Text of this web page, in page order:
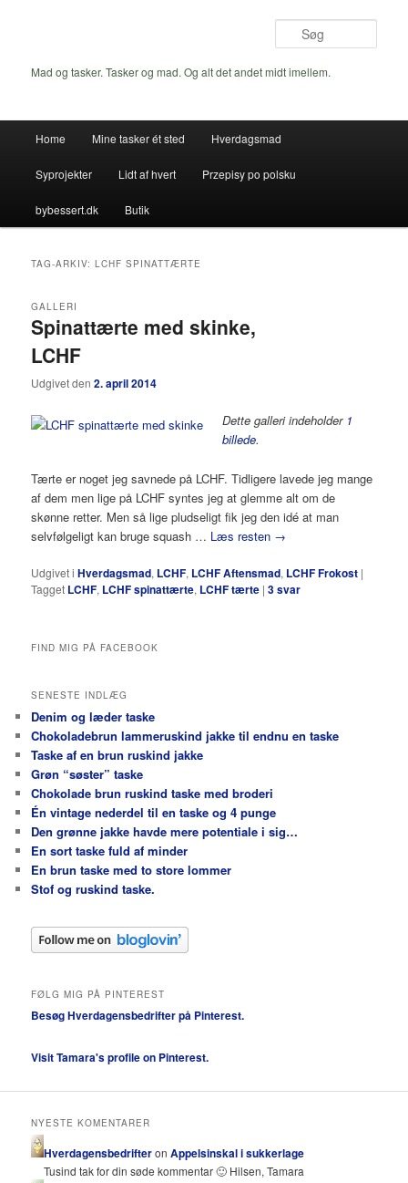
indhold
indholdMad og tasker. Tasker og mad. Og alt det andet midt imellem.
Home Mine tasker ét sted Hverdagsmad
Syprojekter Lidt af hvert Przepisy po polsku
bybessert.dk Butik
TAG-ARKIV:LCHF SPINATTÆRTE
Spinattærte med skinke,
LCHF
GALLERI
Udgivet den2. april 2014
Dette galleri indeholder 1
billede.
Tærte er noget jeg savnede på LCHF. Tidligere lavede jeg mange
af dem men lige på LCHF syntes jeg at glemme alt om de
skønne retter. Men så lige pludseligt fik jeg den idé at man
selvfølgeligt kan bruge squash … Læs resten →
Udgivet i Hverdagsmad, LCHF, LCHF Aftensmad, LCHF Frokost |
Tagget LCHF, LCHF spinattærte, LCHF tærte |3svar
FIND MIG PÅ FACEBOOK
SENESTE INDLÆG
Denim og læder taske
Chokoladebrun lammeruskind jakke til endnu en taske
Taske af en brun ruskind jakke
Grøn “søster” taske
Chokolade brun ruskind taske med broderi
Én vintage nederdel til en taske og 4 punge
Den grønne jakke havde mere potentiale i sig…
En sort taske fuld af minder
En brun taske med to store lommer
Stof og ruskind taske.
FØLG MIG PÅ PINTEREST
Besøg Hverdagensbedrifter på Pinterest.
Visit Tamara's profile on Pinterest.
NYESTE KOMENTARER
HverdagensbedrifteronAppelsinskal i sukkerlage
Tusind tak for din søde kommentar 🙂 Hilsen, Tamara